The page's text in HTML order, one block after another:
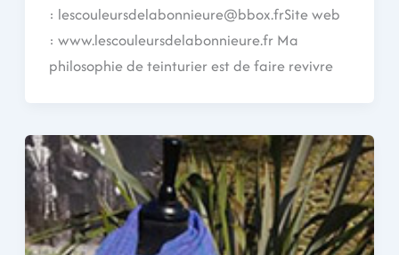
: lescouleursdelabonnieure@bbox.frSite web
: www.lescouleursdelabonnieure.fr Ma
philosophie de teinturier est de faire revivre